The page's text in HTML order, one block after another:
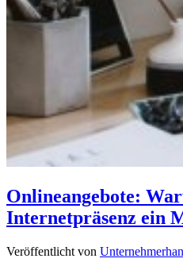
Onlineangebote:
Internetpräsenz ein
Veröffentlicht von